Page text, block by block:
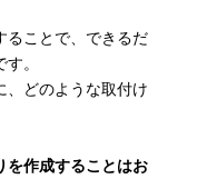
ることで、できるだ
。
、どのような取付け
を作成することはお